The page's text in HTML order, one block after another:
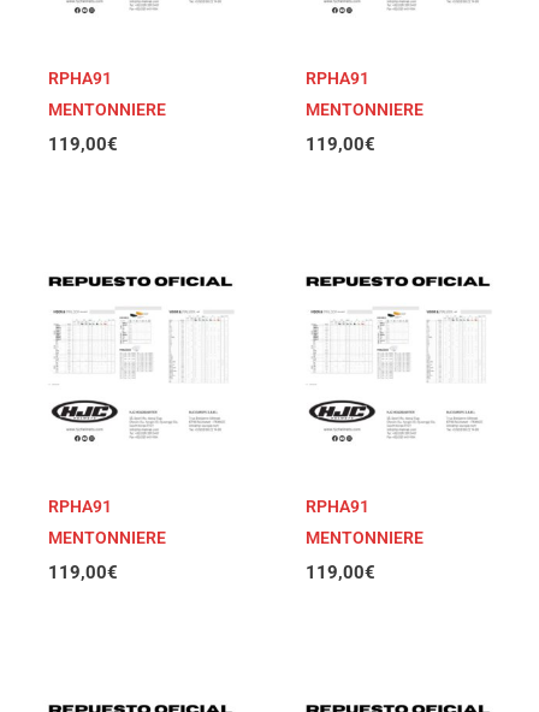
RPHA91
MENTONNIERE
119,00€
RPHA91
MENTONNIERE
119,00€
RPHA91
MENTONNIERE
119,00€
RPHA91
MENTONNIERE
119,00€